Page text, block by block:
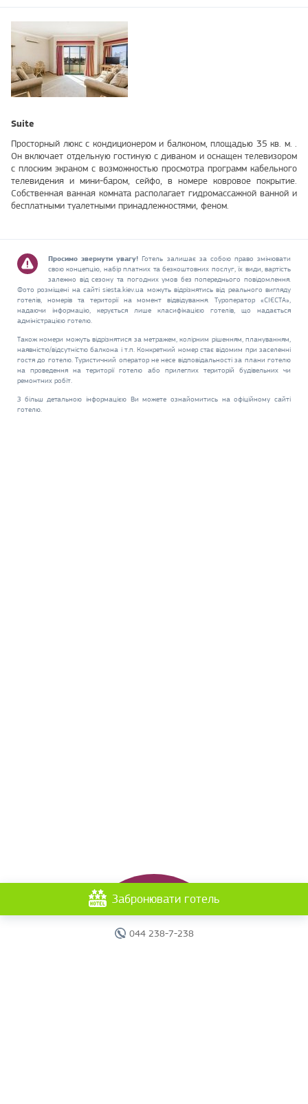
Suite
Просторный люкс с кондиционером и балконом, площадью 35 кв. м. .
Он включает отдельную гостиную с диваном и оснащен телевизором
с плоским экраном с возможностью просмотра программ кабельного
телевидения и мини-баром, сейфо, в номере ковровое покрытие.
Собственная ванная комната располагает гидромассажной ванной и
бесплатными туалетными принадлежностями, феном.
Просимо звернути увагу! Готель залишає за собою право змінювати
свою концепцію, набір платних та безкоштовних послуг, їх види, вартість
залежно від сезону та погодних умов без попереднього повідомлення.
Фото розміщені на сайті siesta.kiev.ua можуть відрізнятись від реального вигляду
готелів, номерів та території на момент відвідування. Туроператор «СІЄСТА»,
надаючи інформацію, керується лише класифікацією готелів, що надається
адміністрацією готелю.
Також номери можуть відрізнятися за метражем, колірним рішенням, плануванням,
наявністю/відсутністю балкона і т.п. Конкретний номер стає відомим при заселенні
гостя до готелю. Туристичний оператор не несе відповідальності за плани готелю
на проведення на території готелю або прилеглих територій будівельних чи
ремонтних робіт.
З більш детальною інформацією Ви можете ознайомитись на офіційному сайті
готелю.
044 238-7-238
Забронювати готель